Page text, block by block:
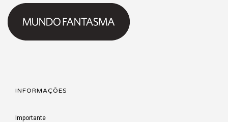
INFORMAÇÕES
Importante